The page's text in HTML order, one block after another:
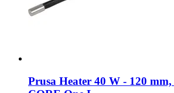
Prusa Heater 40 W -​ 120